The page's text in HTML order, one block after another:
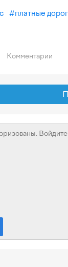
#платные
Комментарии